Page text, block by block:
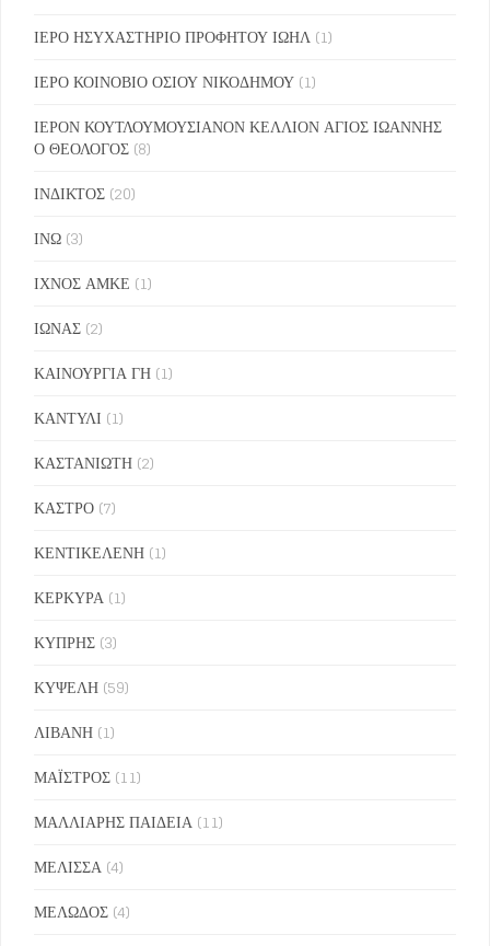
ΙΕΡΟ ΗΣΥΧΑΣΤΗΡΙΟ ΠΡΟΦΗΤΟΥ ΙΩΗΛ (1)
ΙΕΡΟ ΚΟΙΝΟΒΙΟ ΟΣΙΟΥ ΝΙΚΟΔΗΜΟΥ (1)
ΙΕΡΟΝ ΚΟΥΤΛΟΥΜΟΥΣΙΑΝΟΝ ΚΕΛΛΙΟΝ ΑΓΙΟΣ ΙΩΑΝΝΗΣ
Ο ΘΕΟΛΟΓΟΣ (8)
ΙΝΔΙΚΤΟΣ (20)
ΙΝΩ (3)
ΙΧΝΟΣ ΑΜΚΕ (1)
ΙΩΝΑΣ (2)
ΚΑΙΝΟΥΡΓΙΑ ΓΗ (1)
ΚΑΝΤΥΛΙ (1)
ΚΑΣΤΑΝΙΩΤΗ (2)
ΚΑΣΤΡΟ (7)
ΚΕΝΤΙΚΕΛΕΝΗ (1)
ΚΕΡΚΥΡΑ (1)
ΚΥΠΡΗΣ (3)
ΚΥΨΕΛΗ (59)
ΛΙΒΑΝΗ (1)
ΜΑΪΣΤΡΟΣ (11)
ΜΑΛΛΙΑΡΗΣ ΠΑΙΔΕΙΑ (11)
ΜΕΛΙΣΣΑ (4)
ΜΕΛΩΔΟΣ (4)